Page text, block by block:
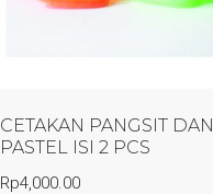
CETAKAN PANGSIT DAN
PASTEL ISI 2 PCS
Rp4,000.00